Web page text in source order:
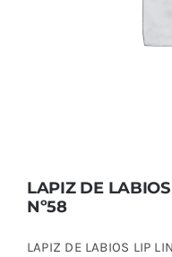
LAPIZ DE
Nº58
LAPIZ DE LABIOS LIP